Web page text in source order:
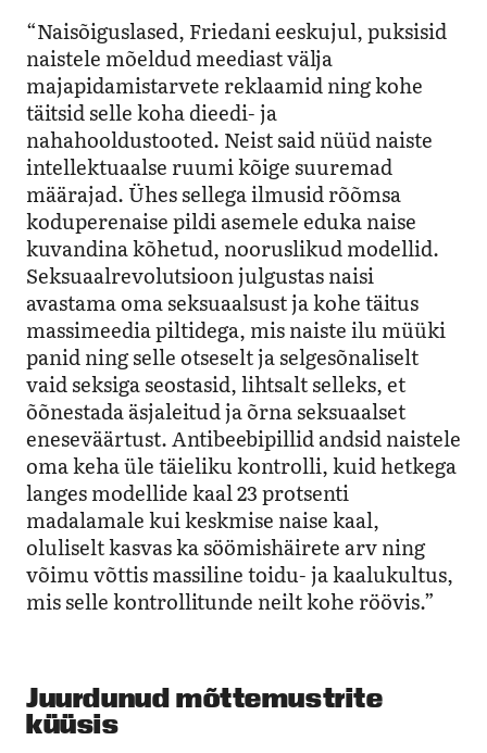
“Naisõiguslased, Friedani eeskujul, puksisid
naistele mõeldud meediast välja
majapidamistarvete reklaamid ning kohe
täitsid selle koha dieedi- ja
nahahooldustooted. Neist said nüüd naiste
intellektuaalse ruumi kõige suuremad
määrajad. Ühes sellega ilmusid rõõmsa
koduperenaise pildi asemele eduka naise
kuvandina kõhetud, nooruslikud modellid.
Seksuaalrevolutsioon julgustas naisi
avastama oma seksuaalsust ja kohe täitus
massimeedia piltidega, mis naiste ilu müüki
panid ning selle otseselt ja selgesõnaliselt
vaid seksiga seostasid, lihtsalt selleks, et
õõnestada äsjaleitud ja õrna seksuaalset
eneseväärtust. Antibeebipillid andsid naistele
oma keha üle täieliku kontrolli, kuid hetkega
langes modellide kaal 23 protsenti
madalamale kui keskmise naise kaal,
oluliselt kasvas ka söömishäirete arv ning
võimu võttis massiline toidu- ja kaalukultus,
mis selle kontrollitunde neilt kohe röövis.”
Juurdunud mõttemustrite
küüsis